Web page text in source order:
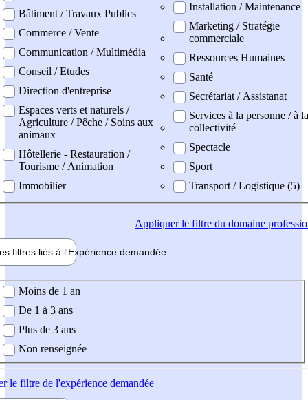
Bâtiment / Travaux Publics
Commerce / Vente
Communication / Multimédia
Conseil / Etudes
Direction d'entreprise
Espaces verts et naturels /
Agriculture / Pêche / Soins aux
animaux
Hôtellerie - Restauration /
Tourisme / Animation
Immobilier
Installation / Maintenance
Marketing / Stratégie
commerciale
Ressources Humaines
Santé
Secrétariat / Assistanat
Services à la personne / à la
collectivité
Spectacle
Sport
Transport / Logistique (5)
Appliquerle filtre du domaine
filtres liés à l'Expérience demandée
demandée
Moins de 1 an
De 1 à 3 ans
Plus de 3 ans
Non renseignée
le filtre de l'expérience demandée